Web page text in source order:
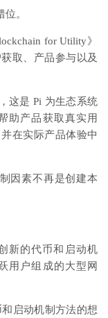
。
for Utility》
取、产品参与以及
这是 Pi 为生态系统
助产品获取真实用
在实际产品体验中
因素不再是创建本
新的代币和启动机
用户组成的大型网
启动机制方法的想